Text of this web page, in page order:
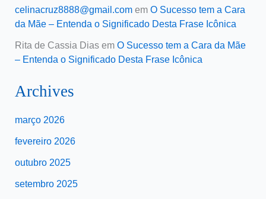
celinacruz8888@gmail.comem O Sucesso tem a Cara
da Mãe – Entenda o Significado Desta Frase Icônica
Rita de Cassia Diasem O Sucesso tem a Cara da Mãe
– Entenda o Significado Desta Frase Icônica
Archives
março 2026
fevereiro 2026
outubro 2025
setembro 2025